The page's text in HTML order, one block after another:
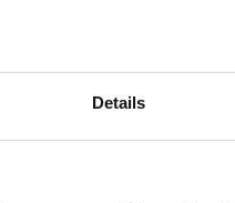
Details